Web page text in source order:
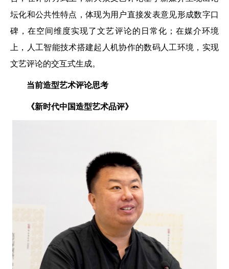
坛化和公共性特点，体现为用户直接发表意见形成数字口
碑，在空间维度实现了文艺评论的日常化；在媒介环境
上，人工智能技术搭建起人机协作的数码人工环境，实现
文艺评论的交互式生成。
当前造型艺术评论思考
《新时代中国造型艺术品评》